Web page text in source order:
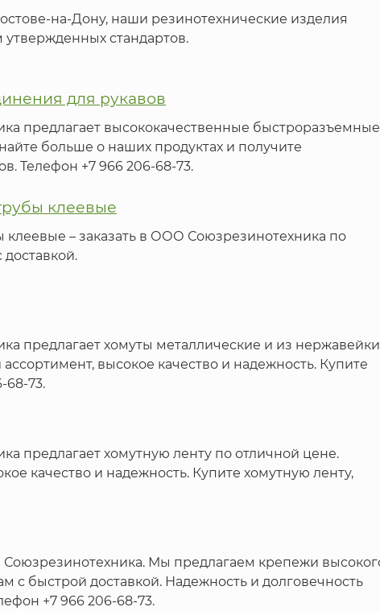
на-Дону, наши резинотехнические изделия
стандартов.
для рукавов
предлагает высококачественные быстроразъемные
больше о наших продуктах и получите
Телефон +7 966 206-68-73.
клеевые
клеевые – заказать в ООО Союзрезинотехника по
доставкой.
предлагает хомуты металлические и из нержавейки
высокое качество и надежность. Купите
68-73.
предлагает хомутную ленту по отличной цене.
качество и надежность. Купите хомутную ленту,
Мы предлагаем крепежи
с быстрой доставкой. Надежность и долговечность
+7 966 206-68-73.